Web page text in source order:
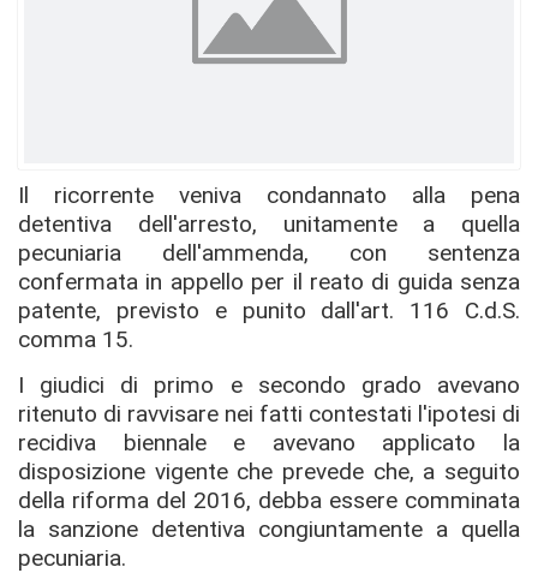
Il ricorrente veniva condannato alla pena
detentiva dell'arresto, unitamente a quella
pecuniaria dell'ammenda, con sentenza
confermata in appello per il reato di guida senza
patente, previsto e punito dall'art. 116 C.d.S.
comma 15.
I giudici di primo e secondo grado avevano
ritenuto di ravvisare nei fatti contestati l'ipotesi di
recidiva biennale e avevano applicato la
disposizione vigente che prevede che, a seguito
della riforma del 2016, debba essere comminata
la sanzione detentiva congiuntamente a quella
pecuniaria.